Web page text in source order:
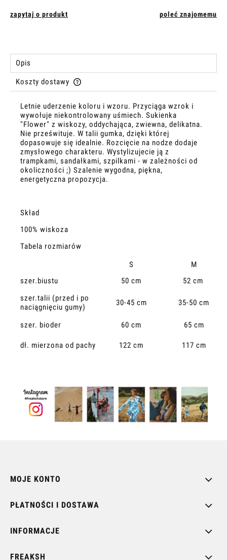
zapytaj o produkt poleć znajomemu
Opis
Koszty dostawy
Cena nie zawiera ewentualnych kosztów płatności
Letnie uderzenie koloru i wzoru. Przyciąga wzrok i
wywołuje niekontrolowany uśmiech. Sukienka
"Flower" z wiskozy, oddychająca, zwiewna, delikatna.
Nie prześwituje. W talii gumka, dzięki której
dopasowuje się idealnie. Rozcięcie na nodze dodaje
zmysłowego charakteru. Wystylizujecie ją z
trampkami, sandałkami, szpilkami - w zależności od
okoliczności ;) Szalenie wygodna, piękna,
energetyczna propozycja.
Skład
100% wiskoza
Tabela rozmiarów
S
M
szer.biustu
50 cm
52 cm
szer.talii (przed i po
naciągnięciu gumy)
30-45 cm 35-50 cm
szer. bioder 60 cm 65 cm
dł. mierzona od pachy 122 cm 117 cm
MOJE KONTO
PŁATNOŚCI I DOSTAWA
INFORMACJE
FREAKSH